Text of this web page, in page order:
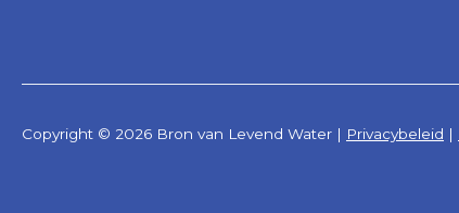
Copyright © 2026 Bron van Levend Water | Privacybeleid |